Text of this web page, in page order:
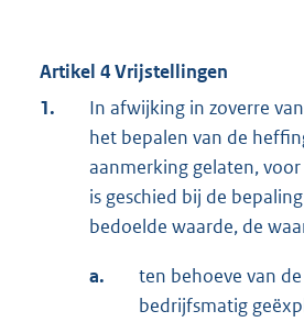
Artikel 4 Vrijstellingen
1.
In afwijking in zoverre
het bepalen van de
aanmerking gelaten,
is geschied bij de
bedoelde waarde, de
a.
ten behoeve van
bedrijfsmatig